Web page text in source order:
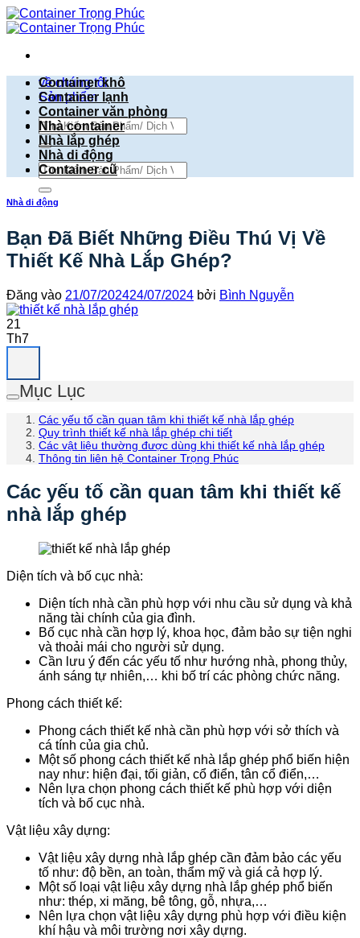
Bỏ
qua
dung
về chúng tôi
Sản phẩm
Tìm
kiếm:
Tìm
kiếm:
Container khô
Container lạnh
Container văn phòng
Nhà container
Nhà lắp ghép
Nhà di động
Container cũ
Nhà di động
Bạn Đã Biết Những Điều Thú Vị Về
Thiết Kế Nhà Lắp Ghép?
Đăng vào 21/07/202424/07/2024 bởi Bình Nguyễn
21
Th7
Mục Lục
Các yếu tố cần quan tâm khi thiết kế nhà lắp ghép
Quy trình thiết kế nhà lắp ghép chi tiết
Các vật liệu thường được dùng khi thiết kế nhà lắp ghép
Thông tin liên hệ Container Trọng Phúc
Các yếu tố cần quan tâm khi thiết kế
nhà lắp ghép
Diện tích và bố cục nhà:
Diện tích nhà cần phù hợp với nhu cầu sử dụng và khả
năng tài chính của gia đình.
Bố cục nhà cần hợp lý, khoa học, đảm bảo sự tiện nghi
và thoải mái cho người sử dụng.
Cần lưu ý đến các yếu tố như hướng nhà, phong thủy,
ánh sáng tự nhiên,… khi bố trí các phòng chức năng.
Phong cách thiết kế:
Phong cách thiết kế nhà cần phù hợp với sở thích và
cá tính của gia chủ.
Một số phong cách thiết kế nhà lắp ghép phổ biến hiện
nay như: hiện đại, tối giản, cổ điển, tân cổ điển,…
Nên lựa chọn phong cách thiết kế phù hợp với diện
tích và bố cục nhà.
Vật liệu xây dựng:
Vật liệu xây dựng nhà lắp ghép cần đảm bảo các yếu
tố như: độ bền, an toàn, thẩm mỹ và giá cả hợp lý.
Một số loại vật liệu xây dựng nhà lắp ghép phổ biến
như: thép, xi măng, bê tông, gỗ, nhựa,…
Nên lựa chọn vật liệu xây dựng phù hợp với điều kiện
khí hậu và môi trường nơi xây dựng.